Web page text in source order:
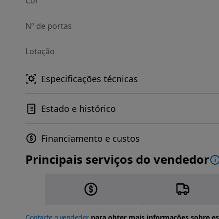
Nº de portas
Lotação
Especificações técnicas
Estado e histórico
Financiamento e custos
Principais serviços do vendedor